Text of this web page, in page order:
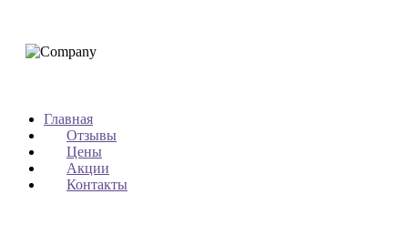
Главная
Отзывы
Цены
Акции
Контакты